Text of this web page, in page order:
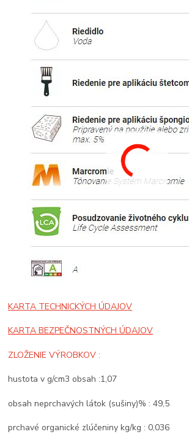
KARTA TECHNICKÝCH ÚDAJOV
KARTA BEZPEČNOSTNÝCH ÚDAJOV
ZLOŽENIE VÝROBKOV :
hustota v g/cm3 obsah :1,07
obsah neprchavých látok (sušiny)% : 49,5
prchavé organické zlúčeniny kg/kg : 0,036